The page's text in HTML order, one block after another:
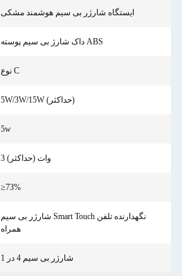
ایستگاه شارژر بی سیم هوشمند مشکی
داک شارژ بی سیم پوسته ABS
نوع C
5W/3W/15W (حداکثر)
5w
3 وات (حداکثر)
≥73%
شارژر بی سیم Smart Touch نگهدارنده تلفن
همراه
شارژر بی سیم 4 در 1